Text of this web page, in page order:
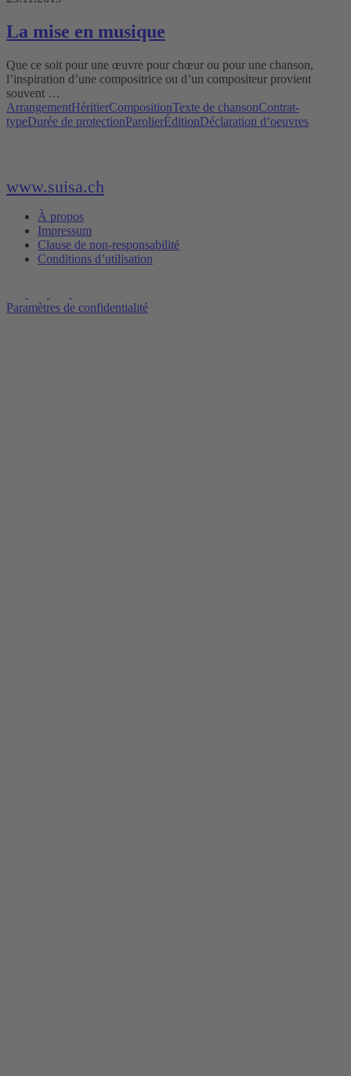
La mise en musique
Que ce soit pour une œuvre pour chœur ou pour une chanson,
l’inspiration d’une compositrice ou d’un compositeur provient
souvent …
ArrangementHéritierCompositionTexte de chansonContrat-
typeDurée de protectionParolierÉditionDéclaration d‘oeuvres
www.suisa.ch
À propos
Impressum
Clause de non-responsabilité
Conditions d’utilisation
Paramètres de confidentialité